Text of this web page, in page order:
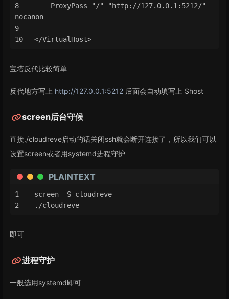
    ProxyPass "/" "http://127.0.0.1:5212/"
nocanon
</VirtualHost>
宝塔反代比较简单
反代地方写上 http://127.0.0.1:5212 后面会自动填写上 $host
screen后台守候
直接./cloudreve启动的话关闭ssh就会断开连接了，所以我们可以
设置screen或者用systemd进程守护
PLAINTEXT
screen -S cloudreve
./cloudreve
即可
进程守护
一般选用systemd即可